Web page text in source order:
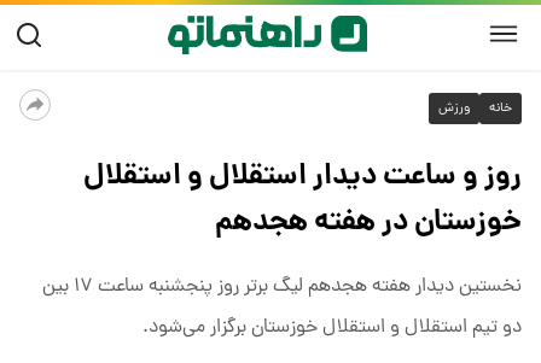
خانه ورزش
روز و ساعت دیدار استقلال و استقلال
خوزستان در هفته هجدهم
نخستین دیدار هفته هجدهم لیگ برتر روز پنجشنبه ساعت ۱۷ بین
دو تیم استقلال و استقلال خوزستان برگزار می‌شود.